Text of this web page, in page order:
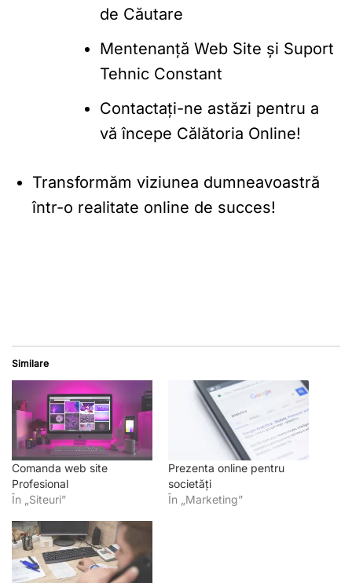
de Căutare
Mentenanță Web Site și Suport
Tehnic Constant
Contactați-ne astăzi pentru a
vă începe Călătoria Online!
Transformăm viziunea dumneavoastră
într-o realitate online de succes!
Similare
Comanda web site
Profesional
În „Siteuri”
Prezenta online pentru
societăți
În „Marketing”